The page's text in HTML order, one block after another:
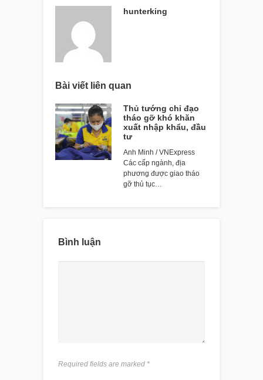
hunterking
Bài viết liên quan
Thủ tướng chỉ đạo
tháo gỡ khó khăn
xuất nhập khẩu, đầu
tư
Anh Minh / VNExpress
Các cấp ngành, địa
phương được giao tháo
gỡ thủ tục…
Bình luận
Required fields are marked *